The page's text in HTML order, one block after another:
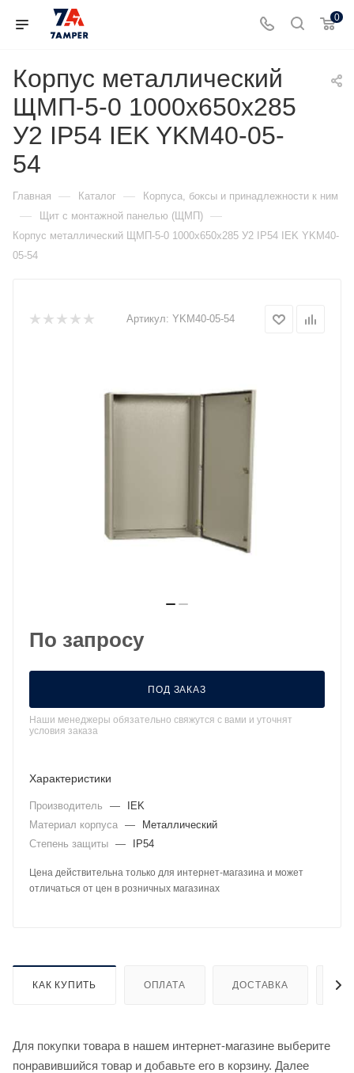
0
Корпус металлический
ЩМП-5-0 1000х650х285
У2 IP54 IEK YKM40-05-
54
Главная — Каталог — Корпуса, боксы и принадлежности к ним
— Щит с монтажной панелью (ЩМП) —
Корпус металлический ЩМП-5-0 1000х650х285 У2 IP54 IEK YKM40-
05-54
Артикул: YKM40-05-54
По запросу
ПОД ЗАКАЗ
Наши менеджеры обязательно свяжутся с вами и уточнят
условия заказа
Характеристики
Производитель —
IEK
Материал корпуса —
Металлический
Степень защиты — IP54
Цена действительна только для интернет-магазина и может
отличаться от цен в розничных магазинах
КАК КУПИТЬ ОПЛАТА ДОСТАВКА
Для покупки товара в нашем интернет-магазине выберите
понравившийся товар и добавьте его в корзину. Далее